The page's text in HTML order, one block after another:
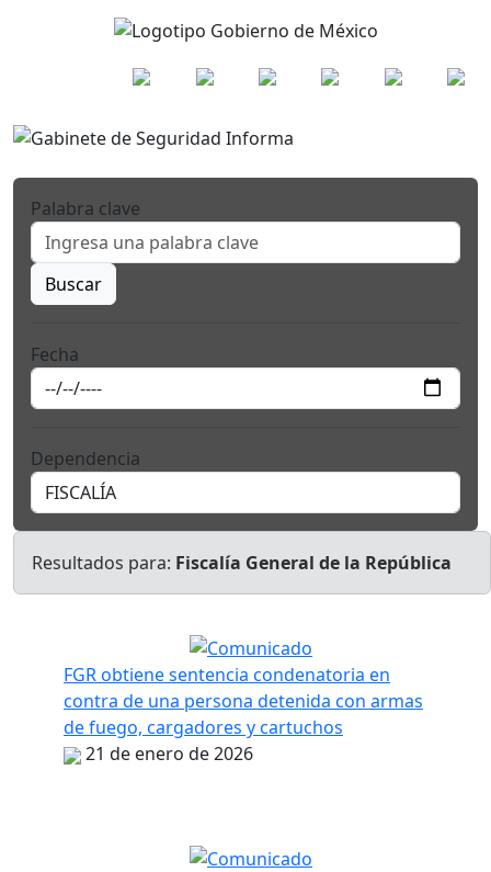
Palabra clave
Buscar
Fecha
Dependencia
Resultados para: Fiscalía General de la República
FGR obtiene sentencia condenatoria en
contra de una persona detenida con armas
de fuego, cargadores y cartuchos
21 de enero de 2026